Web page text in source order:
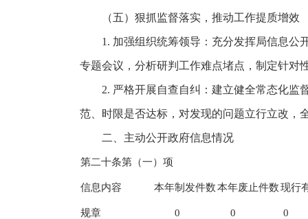
（五）狠抓监督落实，推动工作提质增效
1. 加强组织统筹领导：充分发挥局信息公
专题会议，分析研判工作难点堵点，制定针对
2. 严格开展自查自纠：建立健全常态化监
范、时限是否达标，对发现的问题立行立
二、主动公开政府信息情况
第二十条第（一）项
信息内容 本年制发件数本年废止件数现行
规章 0 0 0